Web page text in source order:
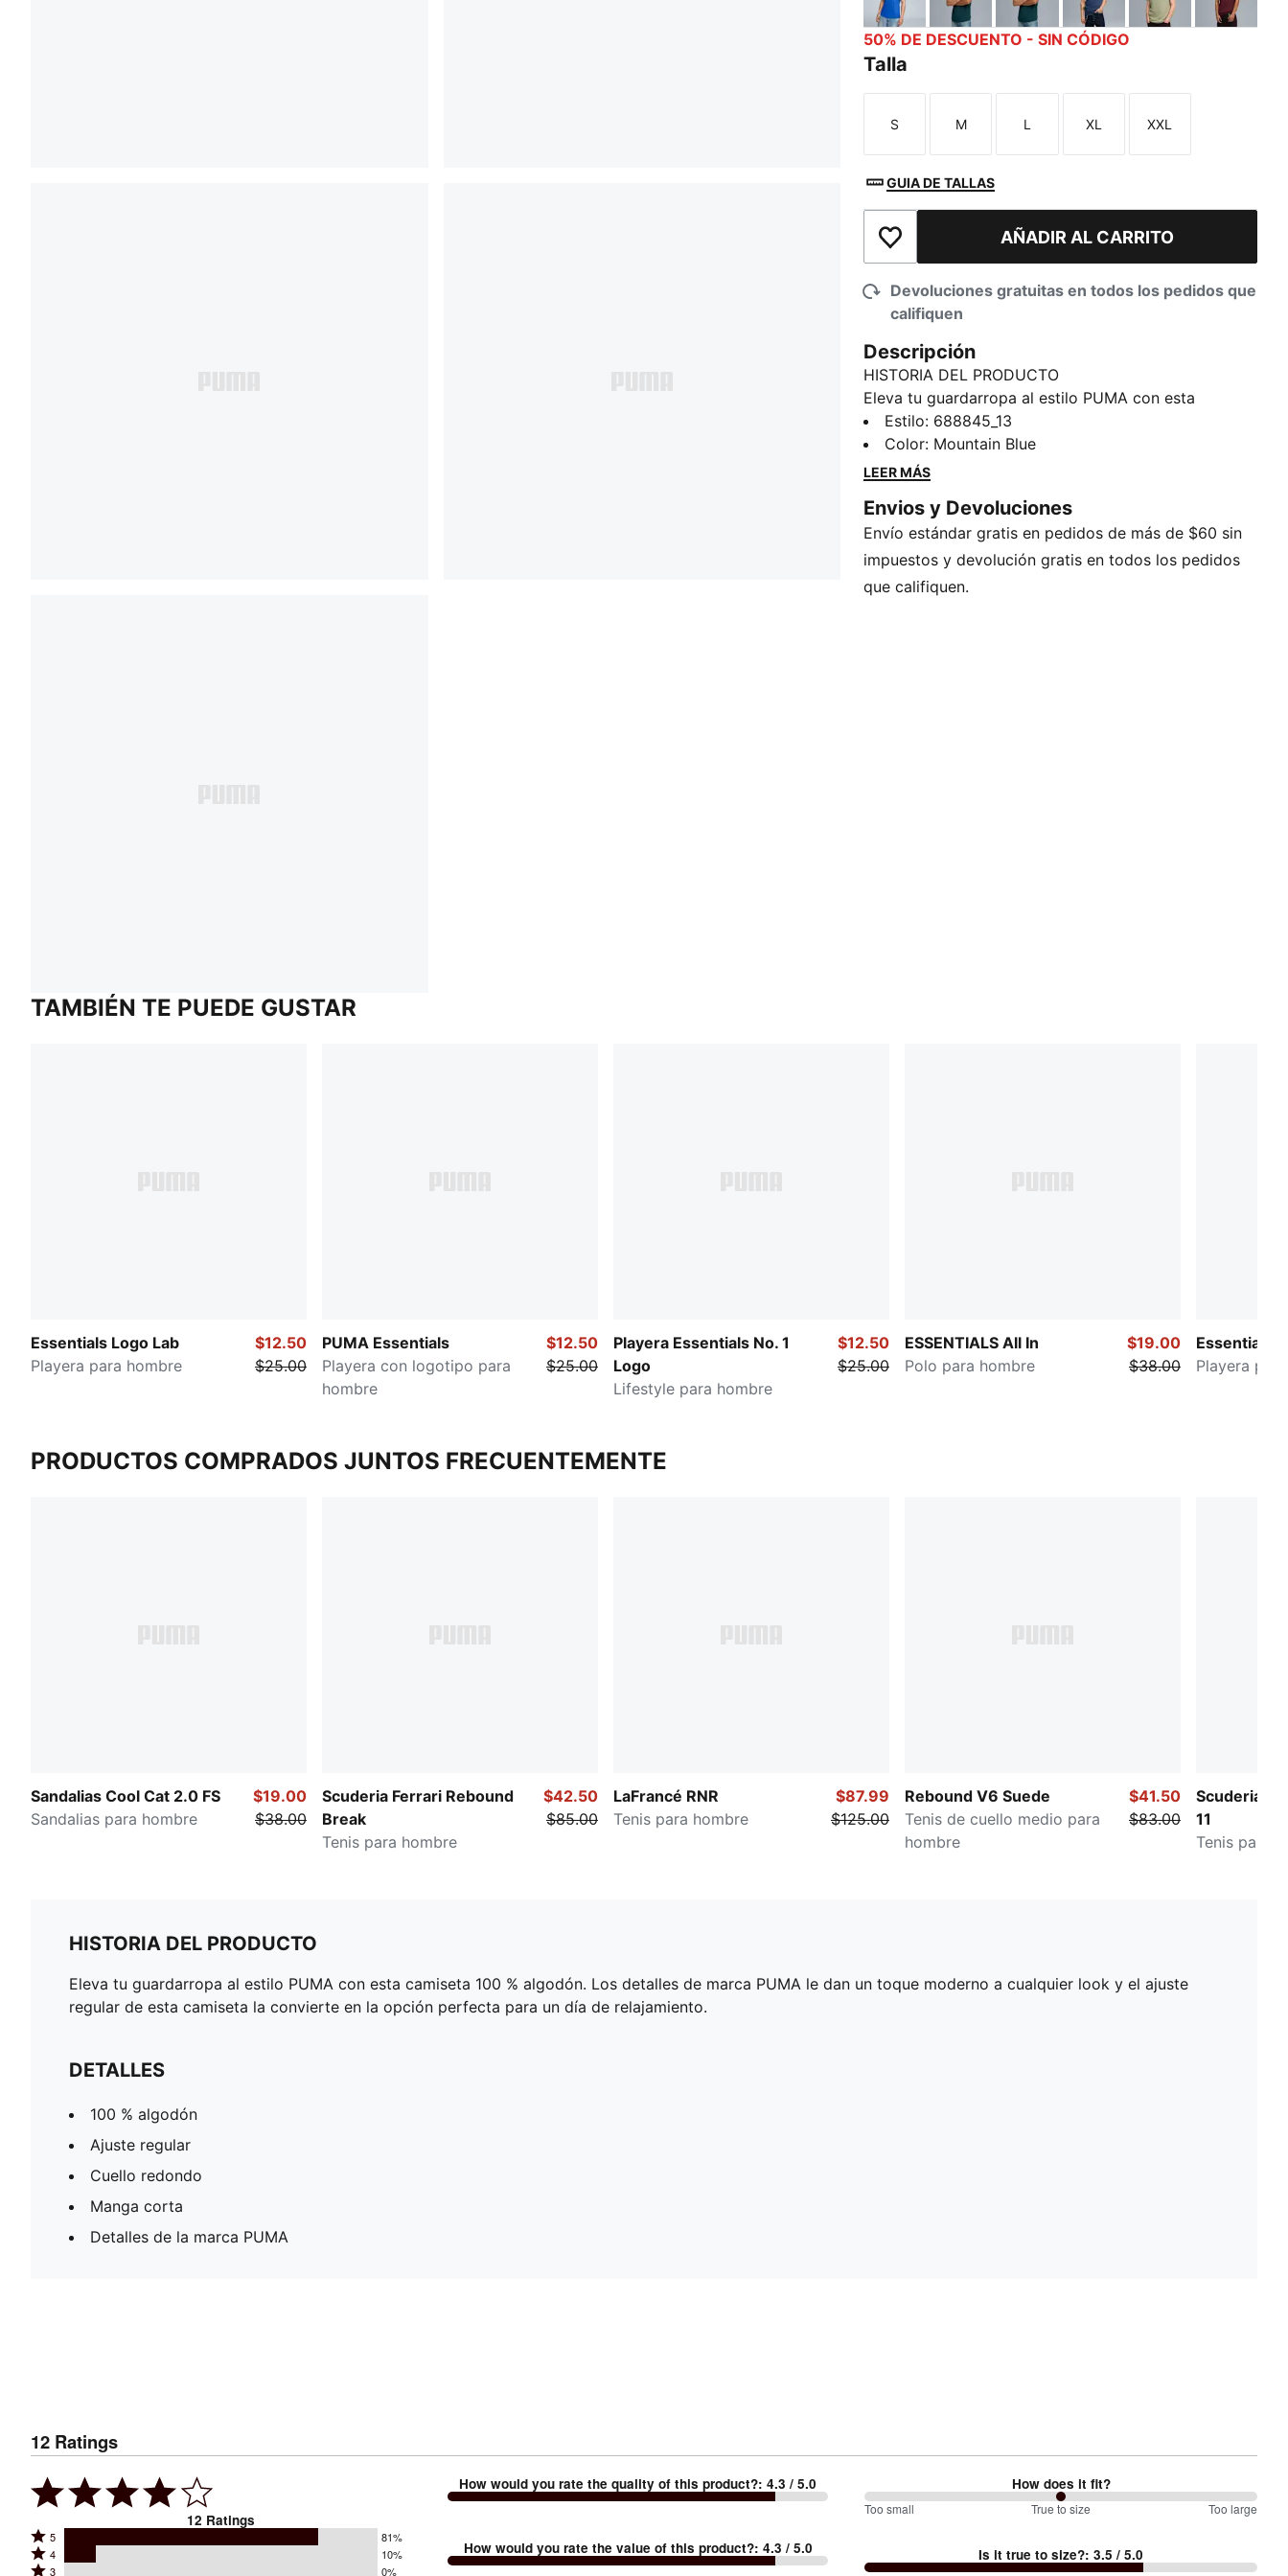
PUMA Team Royal
Wild GreenGreen TerrainDark IndigoLux Army Ruby
50% DE DESCUENTO - SIN CÓDIGO
Talla
Talla
S
Talla
M
Talla
L
Talla
XL
Talla
XXL
GUIA DE TALLAS
Añadir a la lista de deseosAÑADIR AL CARRITO
Devoluciones gratuitas en todos los pedidos que
califiquen
Descripción
HISTORIA DEL PRODUCTO
Eleva tu guardarropa al estilo PUMA con esta
camiseta 100 % algodón. Los detalles de marca
PUMA le dan un toque moderno a cualquier look y el
ajuste regular de esta camiseta la convierte en la
DETALLES
100 % algodón
Ajuste regular
Cuello redondo
Estilo: 688845_13
Color: Mountain Blue
LEER MÁS
Envios y Devoluciones
Envío estándar gratis en pedidos de más de $60 sin
impuestos y devolución gratis en todos los pedidos
que califiquen.
TAMBIÉN TE PUEDE GUSTAR
Essentials Logo Lab
Playera para hombre
$12.50
$25.00
PUMA Essentials
Playera con logotipo para
hombre
$12.50
$25.00
Playera Essentials No. 1
Logo
Lifestyle para hombre
$12.50
$25.00
ESSENTIALS All In
Polo para hombre
$19.00
$38.00
Essentials
Playera
PRODUCTOS COMPRADOS JUNTOS FRECUENTEMENTE
Sandalias Cool Cat 2.0 FS
Sandalias para hombre
$19.00
$38.00
Scuderia Ferrari Rebound
Break
Tenis para hombre
$42.50
$85.00
LaFrancé RNR
Tenis para hombre
$87.99
$125.00
Rebound V6 Suede
Tenis de cuello medio para
hombre
$41.50
$83.00
Scuderia
11
Tenis para
HISTORIA DEL PRODUCTO
Eleva tu guardarropa al estilo PUMA con esta camiseta 100 % algodón. Los detalles de marca PUMA le dan un toque moderno a cualquier look y el ajuste
regular de esta camiseta la convierte en la opción perfecta para un día de relajamiento.
DETALLES
100 % algodón
Ajuste regular
Cuello redondo
Manga corta
Detalles de la marca PUMA
12 Ratings
12 Ratings
Rated
5
5 81%
Rated
4 10%
3 0%
How would you rate the quality of this product?:4.3 / 5.0
How would you rate the value of this product?: 4.3 / 5.0
How does it fit?
100%
Too
Too small True to size Too large
Is it true to size?:3.5 / 5.0